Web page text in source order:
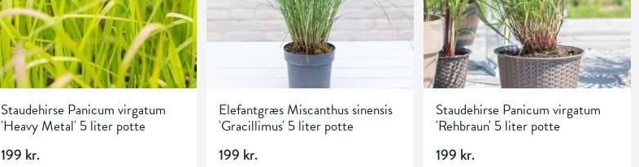
Staudehirse Panicum virgatum
'Heavy Metal' 5 liter potte
199 kr.
Elefantgræs Miscanthus sinensis
'Gracillimus' 5 liter potte
199 kr.
Staudehirse Panicum virgatum
'Rehbraun' 5 liter potte
199 kr.